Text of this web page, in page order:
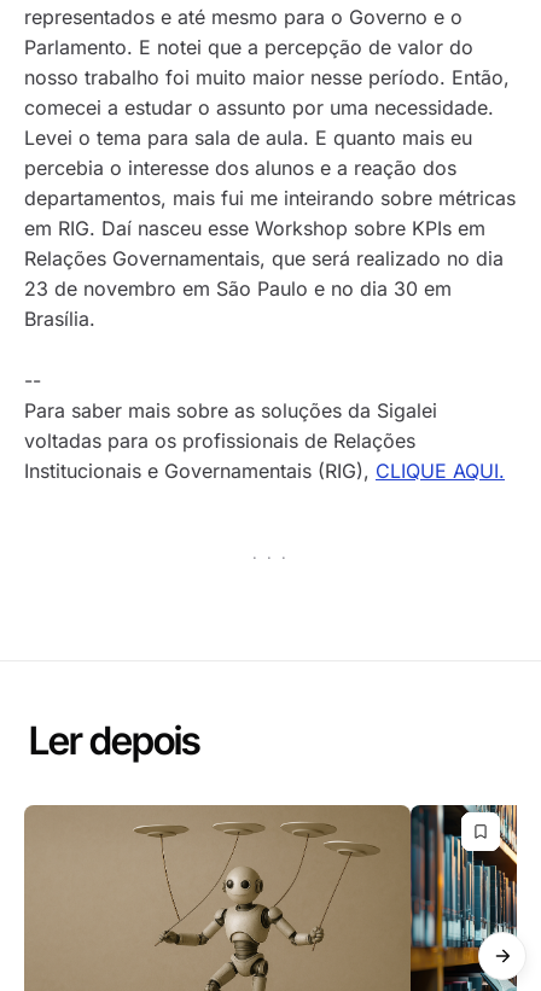
representados e até mesmo para o Governo e o
Parlamento. E notei que a percepção de valor do
nosso trabalho foi muito maior nesse período. Então,
comecei a estudar o assunto por uma necessidade.
Levei o tema para sala de aula. E quanto mais eu
percebia o interesse dos alunos e a reação dos
departamentos, mais fui me inteirando sobre métricas
em RIG. Daí nasceu esse Workshop sobre KPIs em
Relações Governamentais, que será realizado no dia
23 de novembro em São Paulo e no dia 30 em
Brasília.
--
Para saber mais sobre as soluções da Sigalei
voltadas para os profissionais de Relações
Institucionais e Governamentais (RIG), CLIQUE AQUI.
· · ·
Ler depois